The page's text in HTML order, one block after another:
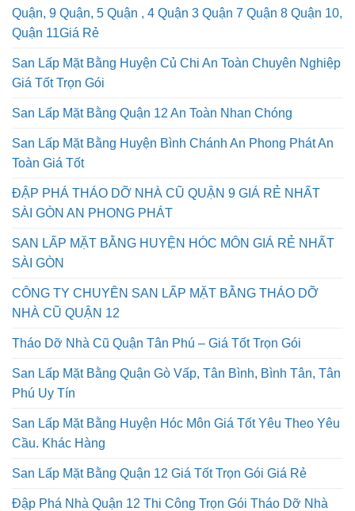
Quận, 9 Quận, 5 Quận , 4 Quận 3 Quận 7 Quận 8 Quận 10,
Quận 11Giá Rẻ
San Lấp Mặt Bằng Huyện Củ Chi An Toàn Chuyên Nghiệp
Giá Tốt Trọn Gói
San Lấp Mặt Bằng Quận 12 An Toàn Nhan Chóng
San Lấp Mặt Bằng Huyện Bình Chánh An Phong Phát An
Toàn Giá Tốt
ĐẬP PHÁ THÁO DỠ NHÀ CŨ QUẬN 9 GIÁ RẺ NHẤT
SÀI GÒN AN PHONG PHÁT
SAN LẤP MẶT BẰNG HUYỆN HÓC MÔN GIÁ RẺ NHẤT
SÀI GÒN
CÔNG TY CHUYÊN SAN LẤP MẶT BẰNG THÁO DỠ
NHÀ CŨ QUẬN 12
Tháo Dỡ Nhà Cũ Quận Tân Phú – Giá Tốt Trọn Gói
San Lấp Mặt Bằng Quận Gò Vấp, Tân Bình, Bình Tân, Tân
Phú Uy Tín
San Lấp Mặt Bằng Huyện Hóc Môn Giá Tốt Yêu Theo Yêu
Cầu. Khác Hàng
San Lấp Mặt Bằng Quận 12 Giá Tốt Trọn Gói Giá Rẻ
Đập Phá Nhà Quận 12 Thi Công Trọn Gói Tháo Dỡ Nhà